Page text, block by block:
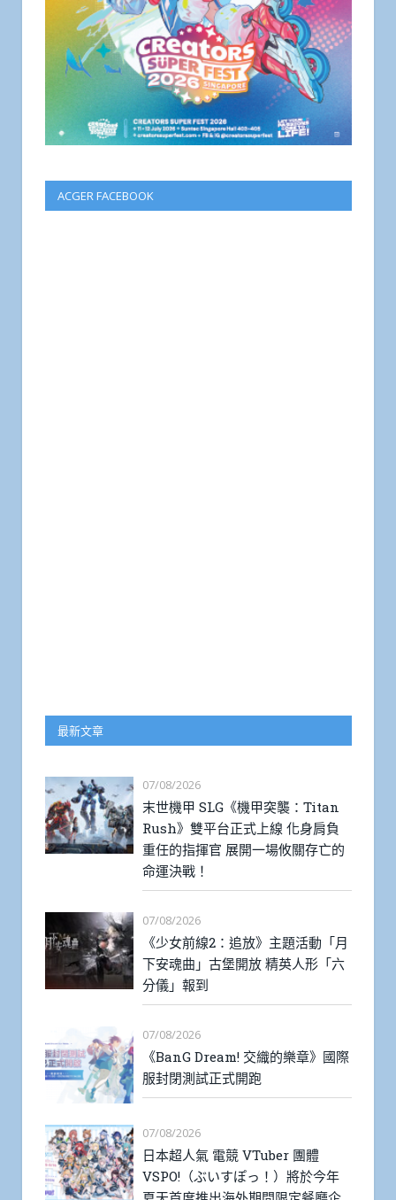
ACGER FACEBOOK
最新文章
07/08/2026
末世機甲 SLG《機甲突襲：Titan
Rush》雙平台正式上線 化身肩負
重任的指揮官 展開一場攸關存亡的
命運決戰！
07/08/2026
《少女前線2：追放》主題活動「月
下安魂曲」古堡開放 精英人形「六
分儀」報到
07/08/2026
《BanG Dream! 交織的樂章》國際
服封閉測試正式開跑
07/08/2026
日本超人氣 電競 VTuber 團體
VSPO!（ぶいすぽっ！）將於今年